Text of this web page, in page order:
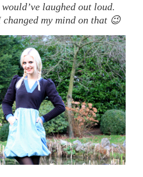
laughed out loud.
changed my mind on that 😉